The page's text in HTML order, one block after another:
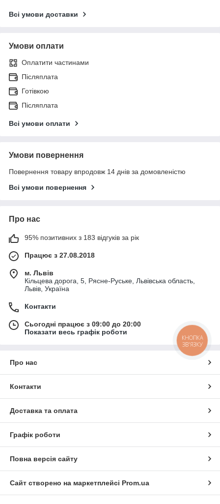
Всі умови доставки
Умови оплати
Оплатити частинами
Післяплата
Готівкою
Післяплата
Всі умови оплати
Умови повернення
Повернення товару впродовж 14 днів за домовленістю
Всі умови повернення
Про нас
95% позитивних з 183 відгуків за рік
Працює з 27.08.2018
м. Львів
Кільцева дорога, 5, Рясне-Руське, Львівська область,
Львів, Україна
Контакти
Сьогодні працює з 09:00 до 20:00
Показати весь графік роботи
Про нас
Контакти
Доставка та оплата
Графік роботи
Повна версія сайту
Сайт створено на маркетплейсі Prom.ua
КНОПКА
ЗВ'ЯЗКУ